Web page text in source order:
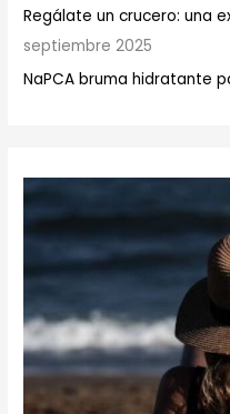
Regálate un crucero: una
septiembre 2025
NaPCA bruma hidratante